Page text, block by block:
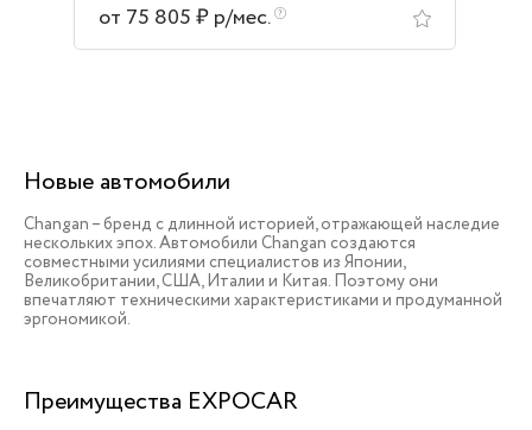
от 75 805 ₽ р/мес.
Новые автомобили
Changan – бренд с длинной историей, отражающей наследие
нескольких эпох. Автомобили Changan создаются
совместными усилиями специалистов из Японии,
Великобритании, США, Италии и Китая. Поэтому они
впечатляют техническими характеристиками и продуманной
эргономикой.
Преимущества EXPOCAR